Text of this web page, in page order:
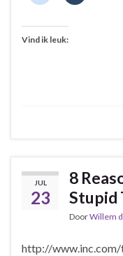
Vind ik leuk:
JUL
23
8
Stupid
DoorWillem
http://